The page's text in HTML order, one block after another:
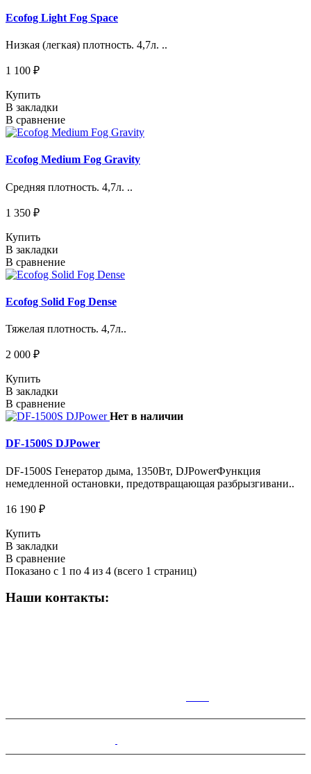
Ecofog Light Fog Space
Низкая (легкая) плотность. 4,7л. ..
1 100 ₽
Купить
В закладки
В сравнение
Ecofog Medium Fog Gravity
Средняя плотность. 4,7л. ..
1 350 ₽
Купить
В закладки
В сравнение
Ecofog Solid Fog Dense
Тяжелая плотность. 4,7л..
2 000 ₽
Купить
В закладки
В сравнение
Нет в наличии
DF-1500S DJPower
DF-1500S Генератор дыма, 1350Вт, DJPowerФункция
немедленной остановки, предотвращающая разбрызгивани..
16 190 ₽
Купить
В закладки
В сравнение
Показано с 1 по 4 из 4 (всего 1 страниц)
Наши контакты: